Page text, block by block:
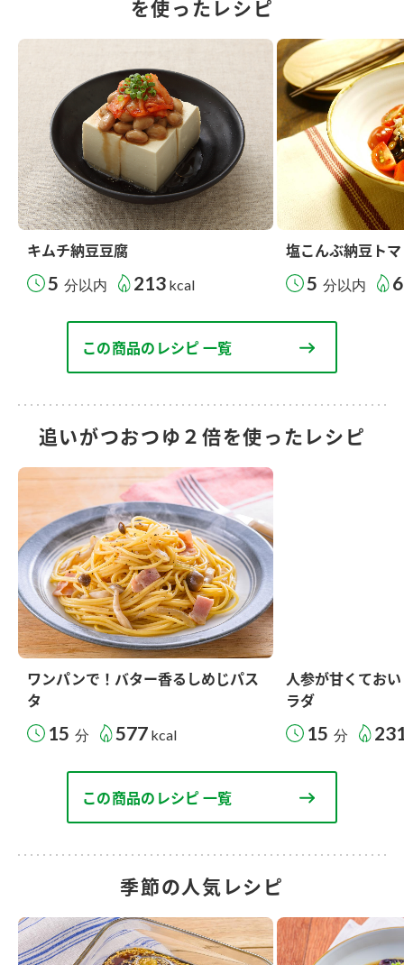
を使ったレシピ
キムチ納豆豆腐
5 分以内 213 kcal
塩こんぶ納豆トマ
5 分以内
この商品のレシピ 一覧
追いがつおつゆ２倍を使ったレシピ
ワンパンで！バター香るしめじパス
タ
15 分 577 kcal
人参が甘くてお
ラダ
15 分
この商品のレシピ 一覧
季節の人気レシピ